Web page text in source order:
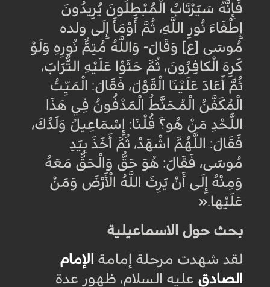
فَإِنَّهُ سَيَرْتَابُ الْمُبْطِلُونَ يُرِيدُونَ
إِطْفَاءَ نُورِ اللَّهِ، ثُمَّ أَوْمَأَ إِلَى ولده
مُوسَى [ع] وَقَالَ- وَاللَّهُ مُتِمُّ نُورِهِ وَلَوْ
كَرِهَ الْكافِرُونَ،‏ ثُمَّ حَثَوْا عَلَيْهِ التُّرَابَ،
ثُمَّ أَعَادَ عَلَيْنَا الْقَوْلَ، فَقَالَ: الْمَيِّتُ
الْمُكَفَّنُ الْمُحَنَّطُ الْمَدْفُونُ فِي هَذَا
اللَّحْدِ مَنْ هُو؟َ قُلْنَا: إِسْمَاعِيلُ وَلَدُكَ،
فَقَالَ: اللَّهُمَّ اشْهَدْ، ثُمَّ أَخَذَ بِيَدِ
مُوسَى، فَقَالَ: هُوَ حَقٌّ وَالْحَقُّ مَعَهُ
وَمِنْهُ إِلَى أَنْ يَرِثَ اللَّهُ‏ الْأَرْضَ وَمَنْ
عَلَيْها».
بحث حول الاسماعيلية
لقد شهدت مرحلة إمامة الإمام
الصادق عليه السلام، ظهور عدة